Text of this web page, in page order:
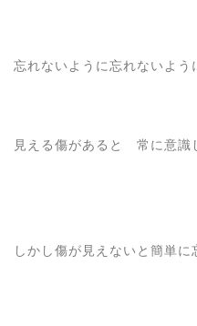
忘れないように忘れないよ
見える傷があると 常に意識
しかし傷が見えないと簡単に